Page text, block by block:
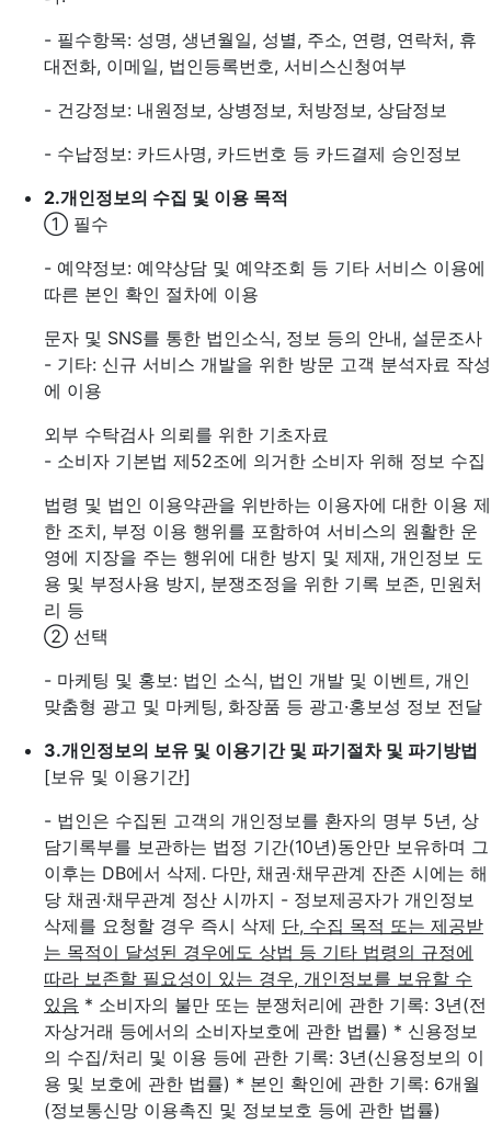
- 필수항목: 성명, 생년월일, 성별, 주소, 연령, 연락처, 휴
대전화, 이메일, 법인등록번호, 서비스신청여부
- 건강정보: 내원정보, 상병정보, 처방정보, 상담정보
- 수납정보: 카드사명, 카드번호 등 카드결제 승인정보
2.개인정보의 수집 및 이용 목적
① 필수
- 예약정보: 예약상담 및 예약조회 등 기타 서비스 이용에
따른 본인 확인 절차에 이용
문자 및 SNS를 통한 법인소식, 정보 등의 안내, 설문조사
- 기타: 신규 서비스 개발을 위한 방문 고객 분석자료 작성
에 이용
외부 수탁검사 의뢰를 위한 기초자료
- 소비자 기본법 제52조에 의거한 소비자 위해 정보 수집
법령 및 법인 이용약관을 위반하는 이용자에 대한 이용 제
한 조치, 부정 이용 행위를 포함하여 서비스의 원활한 운
영에 지장을 주는 행위에 대한 방지 및 제재, 개인정보 도
용 및 부정사용 방지, 분쟁조정을 위한 기록 보존, 민원처
리 등
② 선택
- 마케팅 및 홍보: 법인 소식, 법인 개발 및 이벤트, 개인
맞춤형 광고 및 마케팅, 화장품 등 광고·홍보성 정보 전달
3.개인정보의 보유 및 이용기간 및 파기절차 및 파기방법
[보유 및 이용기간]
- 법인은 수집된 고객의 개인정보를 환자의 명부 5년, 상
담기록부를 보관하는 법정 기간(10년)동안만 보유하며 그
이후는 DB에서 삭제. 다만, 채권·채무관계 잔존 시에는 해
당 채권·채무관계 정산 시까지 - 정보제공자가 개인정보
삭제를 요청할 경우 즉시 삭제 단, 수집 목적 또는 제공받
는 목적이 달성된 경우에도 상법 등 기타 법령의 규정에
따라 보존할 필요성이 있는 경우, 개인정보를 보유할 수
있음 * 소비자의 불만 또는 분쟁처리에 관한 기록: 3년(전
자상거래 등에서의 소비자보호에 관한 법률) * 신용정보
의 수집/처리 및 이용 등에 관한 기록: 3년(신용정보의 이
용 및 보호에 관한 법률) * 본인 확인에 관한 기록: 6개월
(정보통신망 이용촉진 및 정보보호 등에 관한 법률)